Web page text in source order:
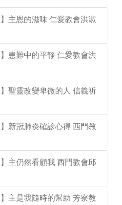
主恩的滋味 仁愛教會洪淑
患難中的平靜 仁愛教會洪
聖靈改變卑微的人 信義祈
新冠肺炎確診心得 西門教
主仍然看顧我 西門教會邱
主是我隨時的幫助 芳寮教